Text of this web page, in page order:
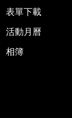
表單下載
活動月曆
相簿